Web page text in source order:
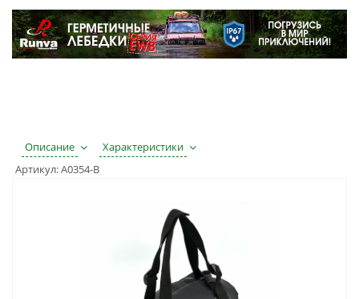
Описание
Характеристики
Артикул:A0354-B